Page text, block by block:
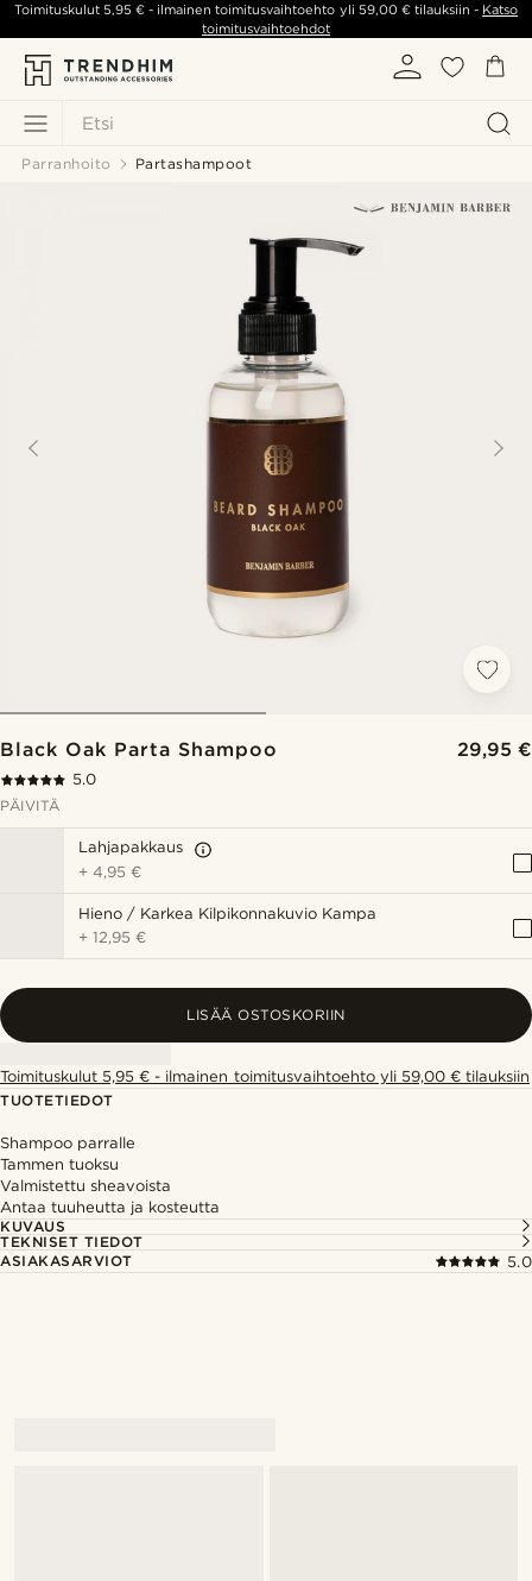
Etsi
Toimituskulut5,95 € - ilmainen toimitusvaihtoehto yli 59,00 €tilauksiin - Katso
toimitusvaihtoehdot
Parranhoito Partashampoot
Black Oak Parta Shampoo 29,95 €
5.0
PÄIVITÄ
Lahjapakkaus
+4,95 €
Hieno / Karkea Kilpikonnakuvio Kampa
+12,95 €
LISÄÄ OSTOSKORIIN
Toimituskulut 5,95 € - ilmainen toimitusvaihtoehto yli 59,00 € tilauksiin
TUOTETIEDOT
Shampoo parralle
Tammen tuoksu
Valmistettu sheavoista
Antaa tuuheutta ja kosteutta
KUVAUS
TEKNISET TIEDOT
ASIAKASARVIOT
5.0